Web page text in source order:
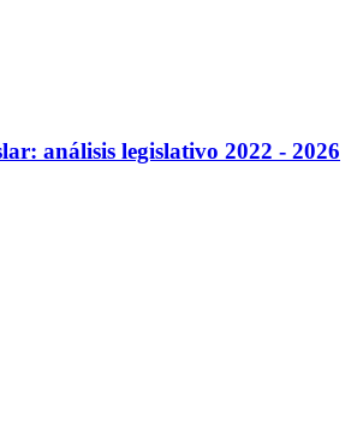
análisis legislativo 2022 - 2026